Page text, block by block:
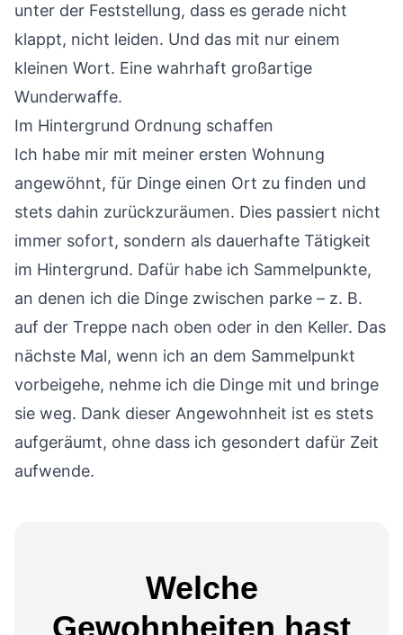
unter der Feststellung, dass es gerade nicht
klappt, nicht leiden. Und das mit nur einem
kleinen Wort. Eine wahrhaft großartige
Wunderwaffe.
Im Hintergrund Ordnung schaffen
Ich habe mir mit meiner ersten Wohnung
angewöhnt, für Dinge einen Ort zu finden und
stets dahin zurückzuräumen. Dies passiert nicht
immer sofort, sondern als dauerhafte Tätigkeit
im Hintergrund. Dafür habe ich Sammelpunkte,
an denen ich die Dinge zwischen parke – z. B.
auf der Treppe nach oben oder in den Keller. Das
nächste Mal, wenn ich an dem Sammelpunkt
vorbeigehe, nehme ich die Dinge mit und bringe
sie weg. Dank dieser Angewohnheit ist es stets
aufgeräumt, ohne dass ich gesondert dafür Zeit
aufwende.
Welche
Gewohnheiten hast